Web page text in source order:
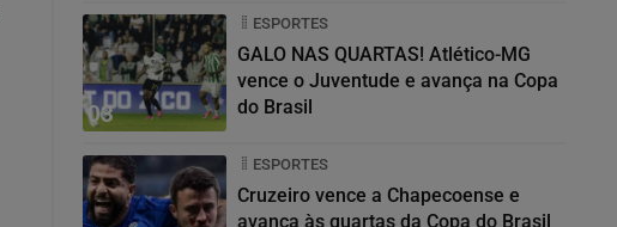
03
ESPORTES
GALO NAS QUARTAS! Atlético-MG
vence o Juventude e avança na Copa
do Brasil
ESPORTES
Cruzeiro vence a Chapecoense e
avança às quartas da Copa do Brasil